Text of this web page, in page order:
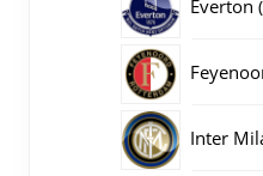
Everton
Inter